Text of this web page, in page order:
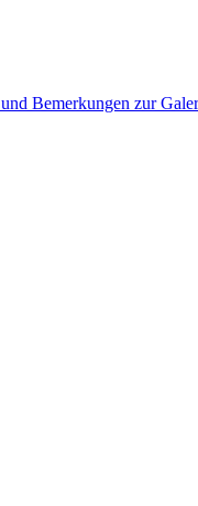
Bemerkungen zur